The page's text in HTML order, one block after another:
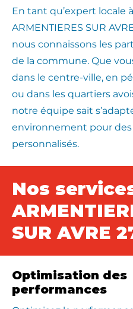
En tant qu’expert locale à
ARMENTIERES SUR
nous connaissons les
de la commune. Que
dans le centre-ville, en
ou dans les quartiers
notre équipe sait
environnement pour des
personnalisés.
Nos
SUR AVRE
Optimisation des
performances